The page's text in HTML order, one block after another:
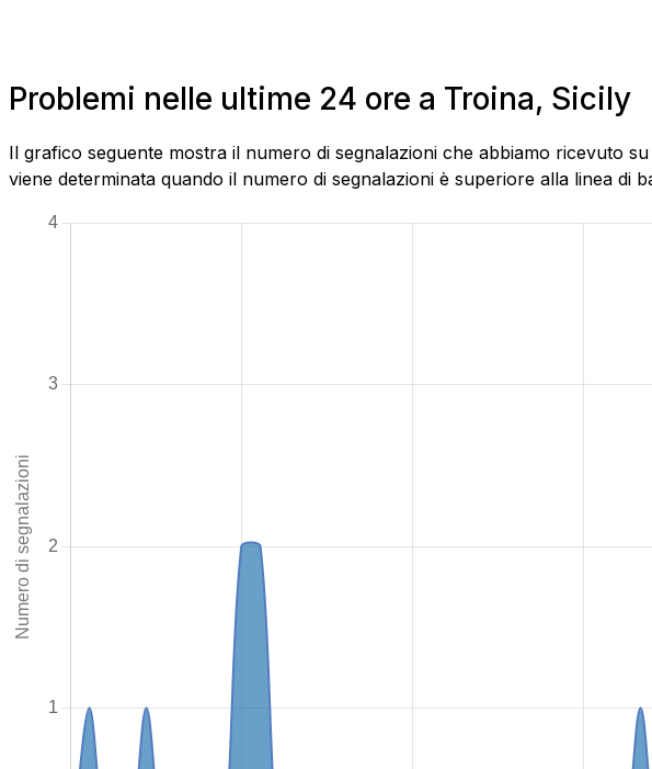
Problemi nelle ultime 24 ore a Troina, Sicily
Il grafico seguente mostra il numero di segnalazioni che abbiamo ricevuto
viene determinata quando il numero di segnalazioni è superiore alla linea di